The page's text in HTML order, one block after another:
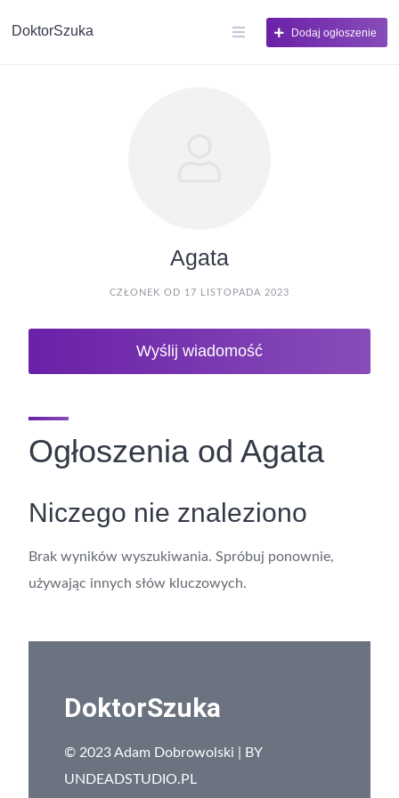
DoktorSzuka Dodaj ogłoszenie
Agata
CZŁONEK OD 17 LISTOPADA 2023
Wyślij wiadomość
Ogłoszenia od Agata
Niczego nie znaleziono
Brak wyników wyszukiwania. Spróbuj ponownie,
używając innych słów kluczowych.
DoktorSzuka
© 2023 Adam Dobrowolski | BY
UNDEADSTUDIO.PL